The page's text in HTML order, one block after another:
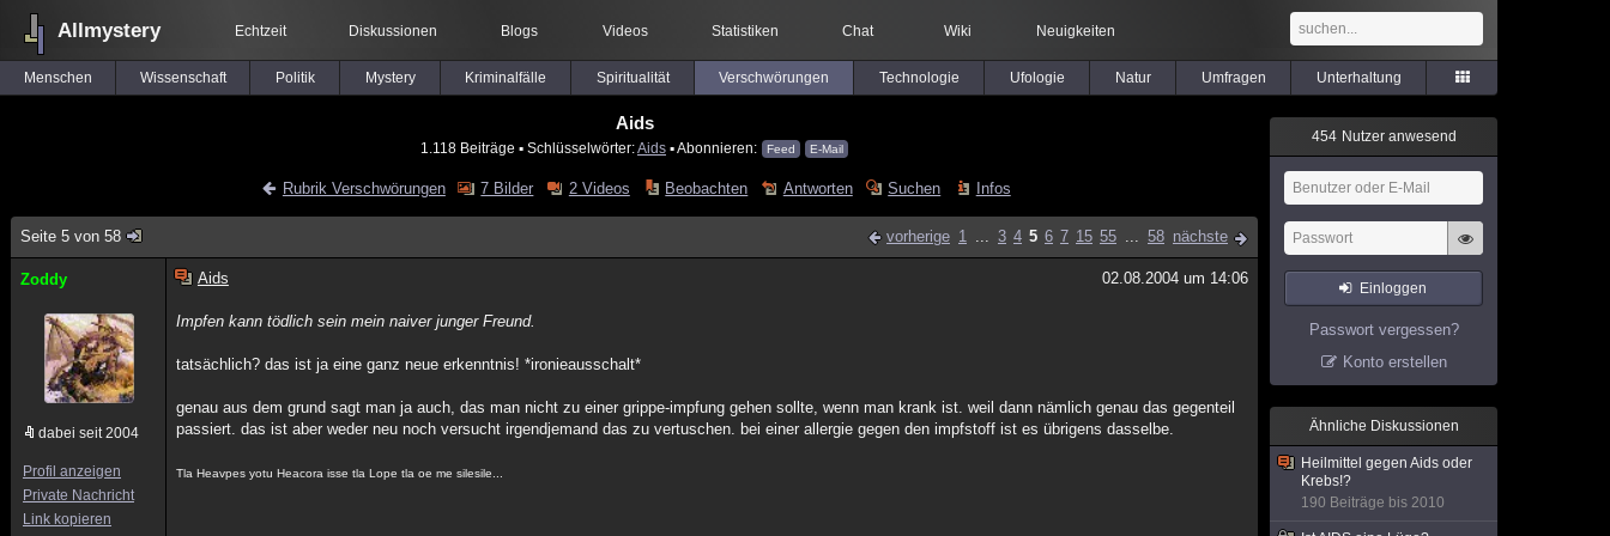
Allmystery Echtzeit Diskussionen Blogs Videos Statistiken Chat Wiki Neuigkeiten
Menschen Wissenschaft Politik Mystery Kriminalfälle Spiritualität Verschwörungen Technologie Ufologie Natur Umfragen Unterhaltung
Aids
1.118 Beiträge ▪ Schlüsselwörter:Aids ▪ Abonnieren: Feed E-Mail
Rubrik Verschwörungen 7 Bilder 2 Videos Beobachten Antworten Suchen Infos
Seite 5 von 58 vorherige 1 ... 3 4 5 6 7 15 55 ... 58 nächste
Zoddy
dabei seit 2004
Profil anzeigen
Private Nachricht
Link kopieren
Aids 02.08.2004 um 14:06
Impfen kann tödlich sein mein naiver junger Freund.
tatsächlich? das ist ja eine ganz neue erkenntnis! *ironieausschalt*
genau aus dem grund sagt man ja auch, das man nicht zu einer grippe-impfung gehen sollte, wenn man krank ist. weil dann nämlich genau das gegenteil
passiert. das ist aber weder neu noch versucht irgendjemand das zu vertuschen. bei einer allergie gegen den impfstoff ist es übrigens dasselbe.
Tla Heavpes yotu Heacora isse tla Lope tla oe me silesile...
454 Nutzer anwesend
Einloggen
Passwort vergessen?
Konto erstellen
Ähnliche Diskussionen
Heilmittel gegen Aids oder
Krebs!?
190 Beiträge bis 2010